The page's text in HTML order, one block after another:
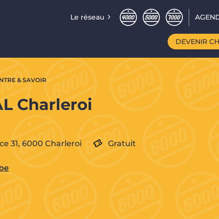
Le réseau
DEVENIR
& SAVOIR
Charleroi
31, 6000 Charleroi Gratuit